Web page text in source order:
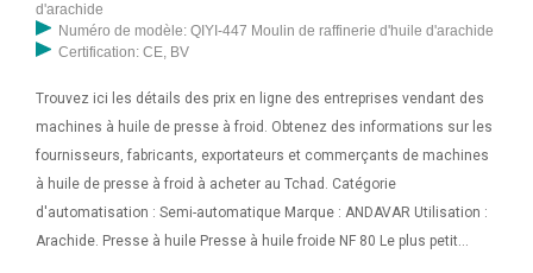
d'arachide
Numéro de modèle: QIYI-447 Moulin de raffinerie d'huile d'arachide
Certification: CE, BV
Trouvez ici les détails des prix en ligne des entreprises vendant des
machines à huile de presse à froid. Obtenez des informations sur les
fournisseurs, fabricants, exportateurs et commerçants de machines
à huile de presse à froid à acheter au Tchad. Catégorie
d'automatisation : Semi-automatique Marque : ANDAVAR Utilisation :
Arachide. Presse à huile Presse à huile froide NF 80 Le plus petit